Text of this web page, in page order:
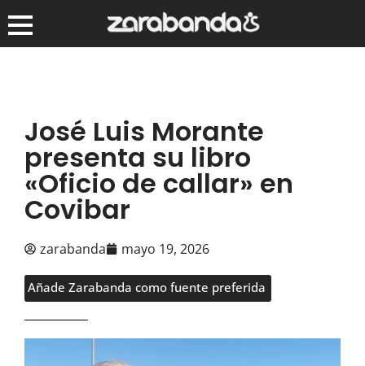
José Luis Morante
presenta su libro
«Oficio de callar» en
Covibar
zarabanda mayo 19, 2026
Añade Zarabanda como fuente preferida